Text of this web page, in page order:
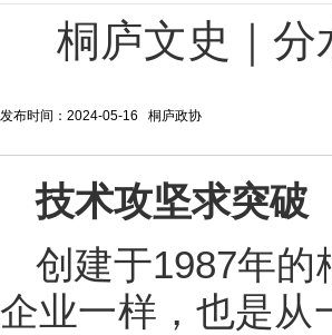
桐庐文史｜分
发布时间：2024-05-16 桐庐政协
技术攻坚求突破
创建于1987年
企业一样，也是从